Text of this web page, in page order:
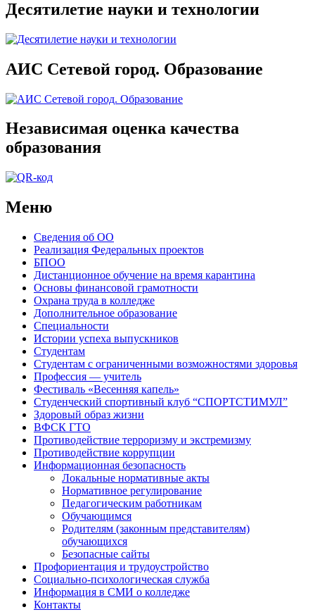
Десятилетие науки и технологии
АИС Сетевой город. Образование
Независимая оценка качества
образования
Меню
Сведения об ОО
Реализация Федеральных проектов
БПОО
Дистанционное обучение на время карантина
Основы финансовой грамотности
Охрана труда в колледже
Дополнительное образование
Специальности
Истории успеха выпускников
Студентам
Студентам с ограниченными возможностями здоровья
Профессия — учитель
Фестиваль «Весенняя капель»
Студенческий спортивный клуб “СПОРТСТИМУЛ”
Здоровый образ жизни
ВФСК ГТО
Противодействие терроризму и экстремизму
Противодействие коррупции
Информационная безопасность
Локальные нормативные акты
Нормативное регулирование
Педагогическим работникам
Обучающимся
Родителям (законным представителям)
обучающихся
Безопасные сайты
Профориентация и трудоустройство
Социально-психологическая служба
Информация в СМИ о колледже
Контакты